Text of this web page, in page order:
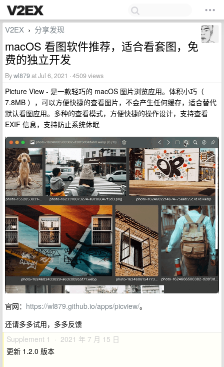
V2EX › 分享发现
macOS 看图软件推荐，适合看套图，免
费的独立开发
Bywl879at Jul 6, 2021 · 4509 views
Picture View - 是一款轻巧的 macOS 图片浏览应用。体积小巧（
7.8MB ），可以方便快捷的查看图片，不会产生任何缓存，适合替代
默认看图应用。多种的查看模式，方便快捷的操作设计，支持查看
EXIF 信息，支持防止系统休眠
官网： https://wl879.github.io/apps/picview/。
还请多多试用，多多反馈
Supplement 1 · 2021 年 7 月 15 日
更新 1.2.0 版本